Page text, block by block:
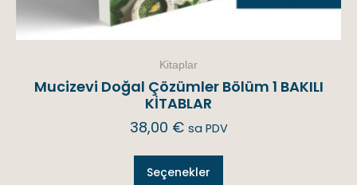
Kitaplar
Mucizevi Doğal Çözümler Bölüm 1 BAKILI
KİTABLAR
38,00 € sa PDV
Seçenekler